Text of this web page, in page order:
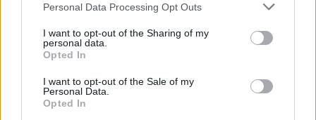
Personal Data Processing Opt Outs
I want to opt-out of the Sharing of my
personal data.
Opted In
I want to opt-out of the Sale of my
Personal Data.
Opted In